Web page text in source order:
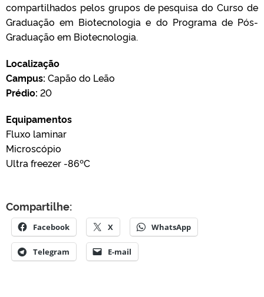
compartilhados pelos grupos de pesquisa do Curso de
Graduação em Biotecnologia e do Programa de Pós-
Graduação em Biotecnologia.
Localização
Campus: Capão do Leão
Prédio: 20
Equipamentos
Fluxo laminar
Microscópio
Ultra freezer -86ºC
Compartilhe:
Facebook X WhatsApp
Telegram E-mail